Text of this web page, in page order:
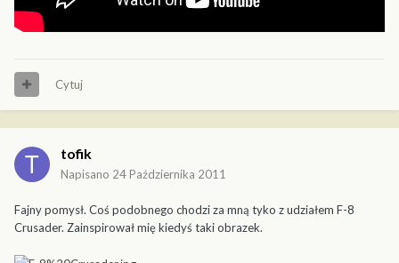
Cytuj
tofik
Napisano 24 Października 2011
Fajny pomysł. Coś podobnego chodzi za mną tyko z udziałem F-8
Crusader. Zainspirował mię kiedyś taki obrazek.